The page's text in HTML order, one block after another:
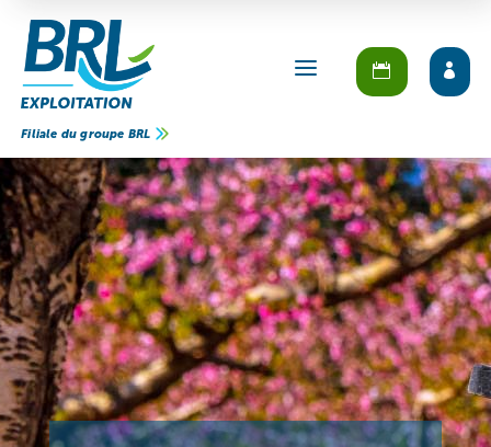
a
Filiale du groupe BRL